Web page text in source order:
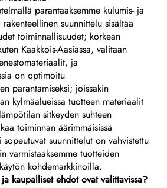
parantaaksemme kulumis- ja
suunnittelu sisältää
toiminnallisuudet; korkean
Kaakkois-Aasiassa, valitaan
ja
on optimoitu
parantamiseksi; joissakin
kylmäalueissa tuotteen materiaalit
sitkeyden suhteen
toiminnan äärimmäisissä
suunnittelut on vahvistettu
varmistaaksemme tuotteiden
kohdemarkkinoilla.
kaupalliset ehdot ovat valittavissa?